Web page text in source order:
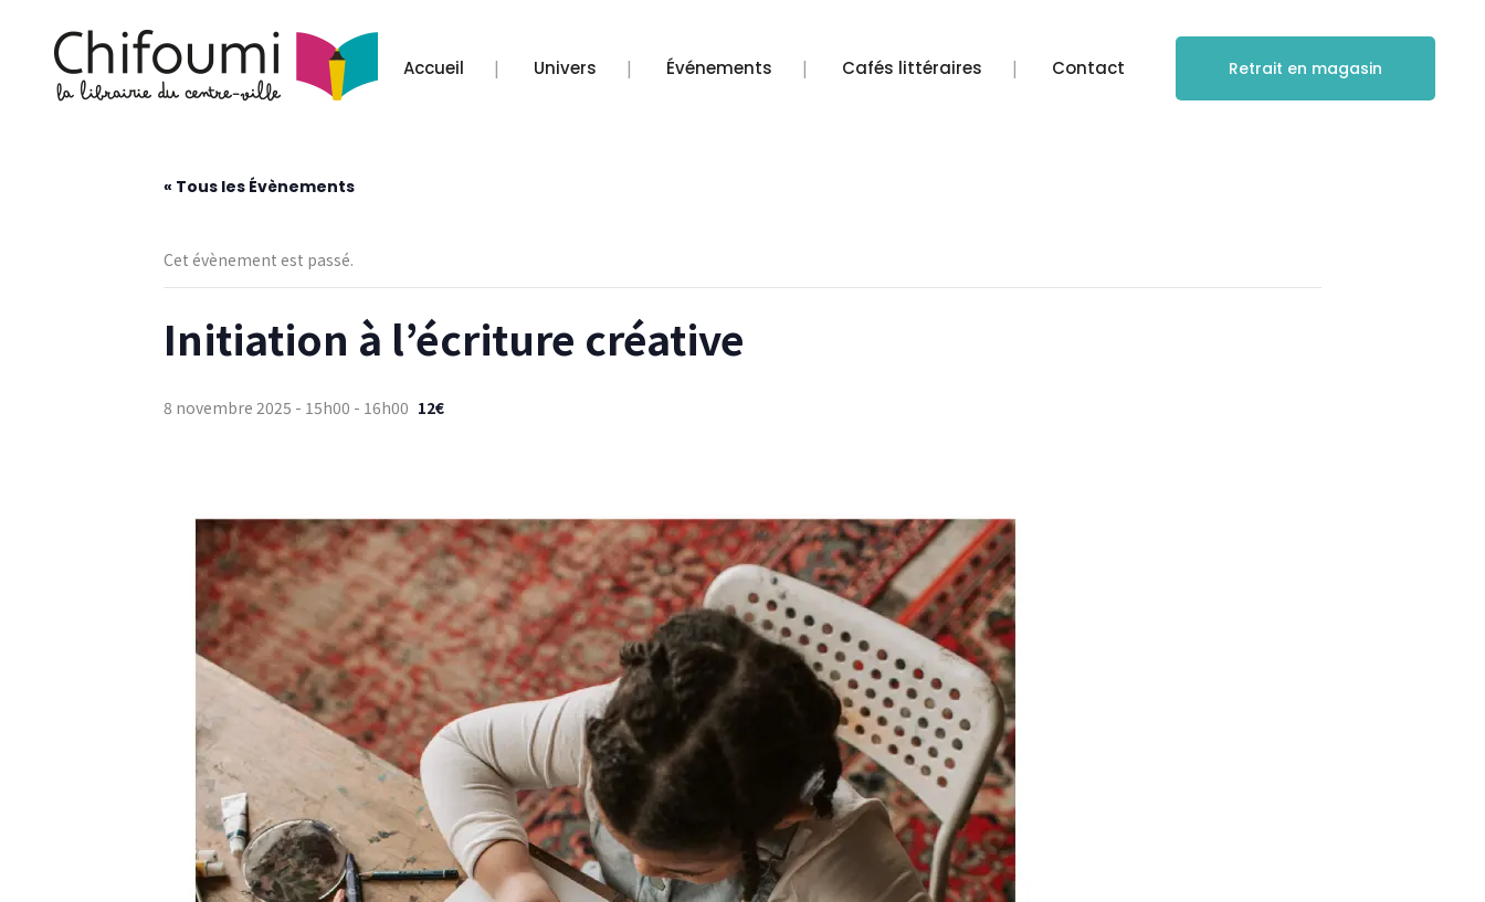
Retrait en magasin
Accueil Univers Événements Cafés littéraires Contact
Les événements de CHIFOUMI
« Tous les Évènements
Cet évènement est passé.
Initiation à l’écriture créative
8 novembre 2025 - 15h00 - 16h00 12€